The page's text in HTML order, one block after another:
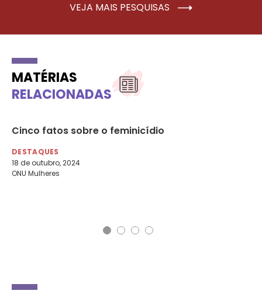
VEJA MAIS PESQUISAS
MATÉRIAS
RELACIONADAS
Cinco fatos sobre o feminicídio
DESTAQUES
18 de outubro, 2024
ONU Mulheres